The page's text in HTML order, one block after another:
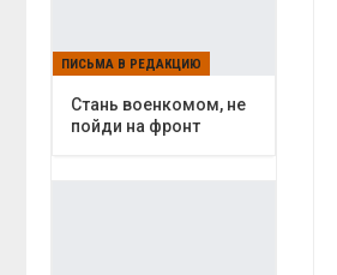
ПИСЬМА В РЕДАКЦИЮ
Cтань военкомом, не
пойди на фронт